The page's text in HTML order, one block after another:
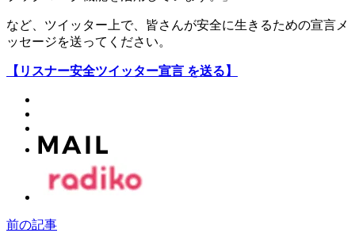
など、ツイッター上で、皆さんが安全に生きるための宣言メ
ッセージを送ってください。
【リスナー安全ツイッター宣言 を送る】
前の記事